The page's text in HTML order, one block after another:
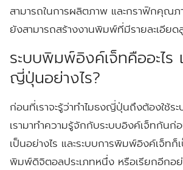
สามารถในการผลิตภาพ และกราฟิกคุณ
ยังสามารถสร้างงานพิมพ์ที่มีรายละเอียด
ระบบพิมพ์อิงค์เจ็ทคืออะไร
ญี่ปุ่นอย่างไร?
ก่อนที่เราจะรู้ว่าทำไมธงญี่ปุ่นถึงต้องใช้
เรามาทำความรู้จักกับระบบอิงค์เจ็ทกัน
เป็นอย่างไร และระบบการพิมพ์อิงค์เจ็ทก็
พิมพ์ดิจิตอลประเภทหนึ่ง หรือเรียกอีกอย่